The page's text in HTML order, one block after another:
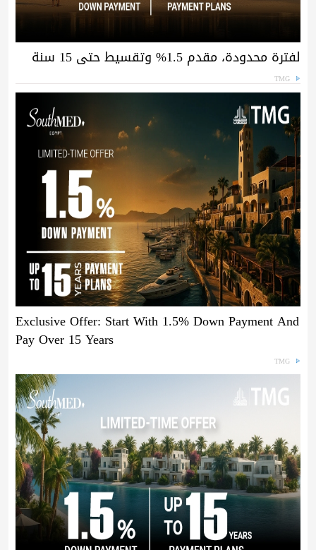
لفترة محدودة، مقدم 1.5% وتقسيط حتى 15 سنة
TMG
Exclusive Offer: Start With 1.5% Down Payment And
Pay Over 15 Years
TMG